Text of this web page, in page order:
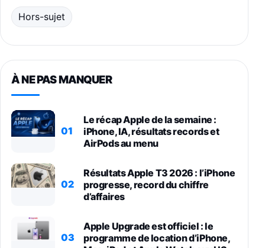
Hors-sujet
À NE PAS MANQUER
01
Le récap Apple de la semaine :
iPhone, IA, résultats records et
AirPods au menu
02
Résultats Apple T3 2026 : l’iPhone
progresse, record du chiffre
d’affaires
03
Apple Upgrade est officiel : le
programme de location d’iPhone,